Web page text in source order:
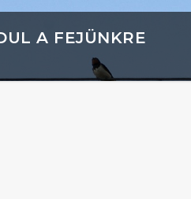
A FEJÜNKRE